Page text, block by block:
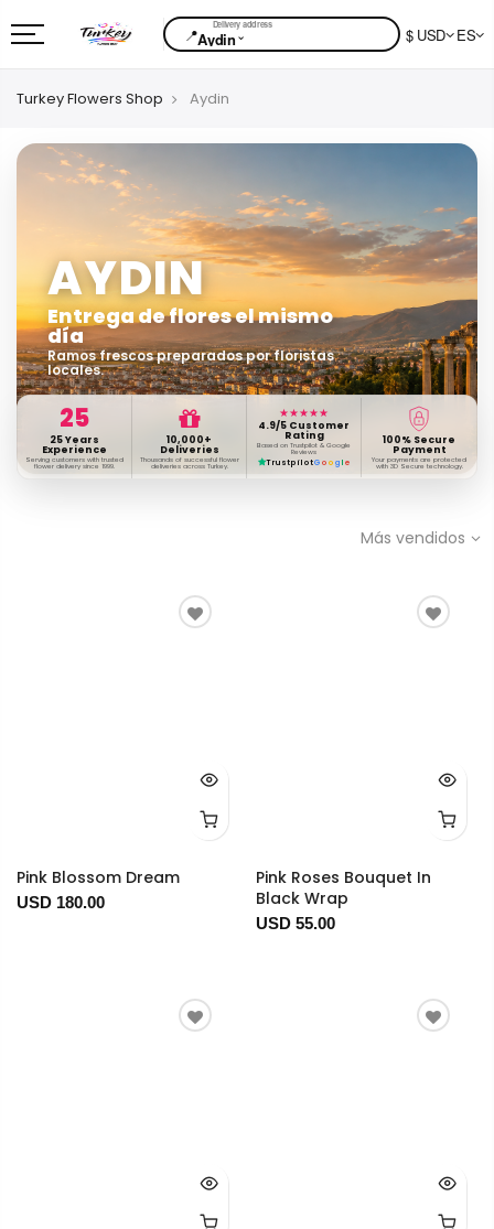
📍Aydin⌄ $ USD ES
Turkey Flowers Shop Aydin
AYDIN
Entrega de flores el mismo
día
Ramos frescos preparados por floristas
locales.
25
25 Years
Experience
Serving customers with trusted
flower delivery since 1999.
10,000+
Deliveries
Thousands of successful flower
deliveries across Turkey.
★★★★★
4.9/5 Customer
Rating
Based on Trustpilot & Google
Reviews
TrustpilotG o o g l e
100% Secure
Payment
Your payments are protected
with 3D Secure technology.
Más vendidos
Pink Blossom Dream
USD 180.00
Pink Roses Bouquet In
Black Wrap
USD 55.00